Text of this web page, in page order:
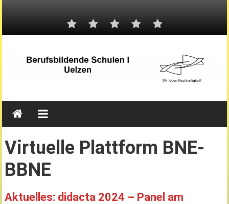
Virtuelle Plattform BNE-
BBNE
Aktuelles: didacta 2024 – Panel am